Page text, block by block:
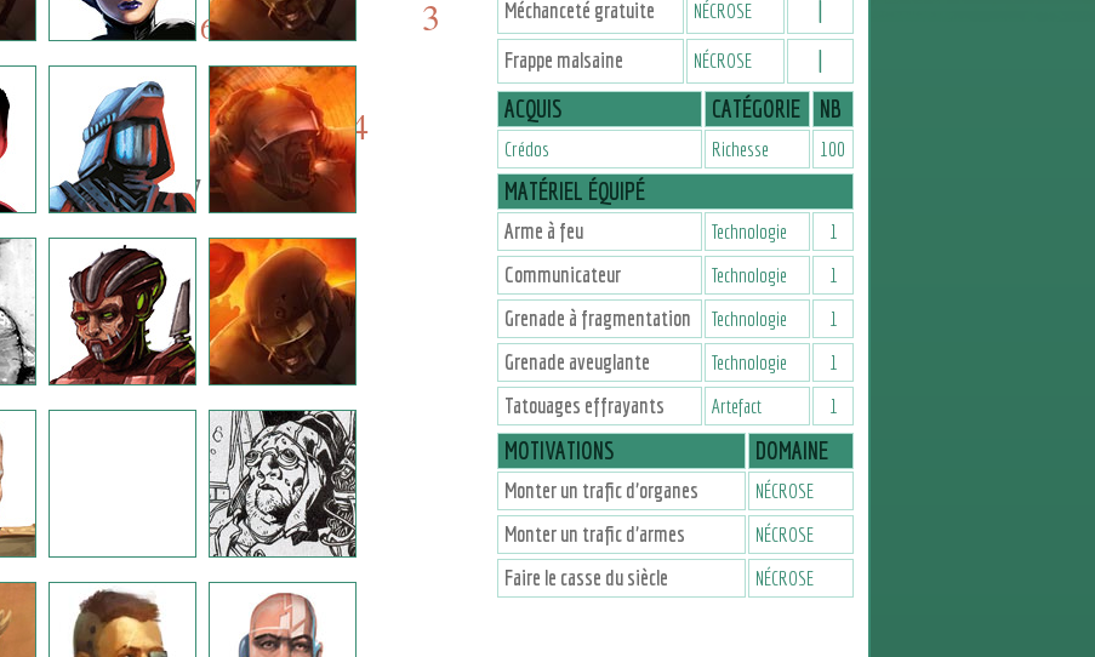
Méchanceté gratuite NÉCROSE I
Frappe malsaine NÉCROSE I
ACQUIS CATÉGORIE NB
Crédos Richesse 100
MATÉRIEL ÉQUIPÉ
Arme à feu Technologie 1
Communicateur Technologie 1
Grenade à fragmentation Technologie 1
Grenade aveuglante Technologie 1
Tatouages effrayants Artefact 1
MOTIVATIONS DOMAINE
Monter un trafic d’organes NÉCROSE
Monter un trafic d’armes NÉCROSE
Faire le casse du siècle NÉCROSE
6
7
3
4